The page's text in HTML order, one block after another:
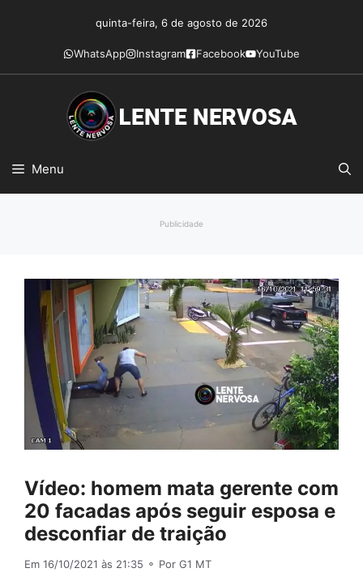
conteúdo
quinta-feira, 6 de agosto de 2026
WhatsApp Instagram Facebook YouTube
Menu
Publicidade
Vídeo: homem mata gerente com
20 facadas após seguir esposa e
desconfiar de traição
Em 16/10/2021 às 21:35 ⚬ Por G1 MT